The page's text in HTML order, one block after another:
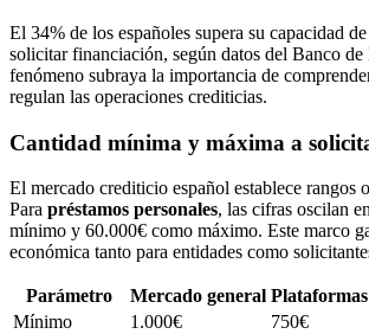
El 34% de los españoles supera su capacidad
solicitar financiación, según datos del Banco de
fenómeno subraya la importancia de
regulan las operaciones crediticias.
Cantidad mínima y máxima a
El mercado crediticio español establece rangos
Para préstamos personales, las cifras oscilan
mínimo y 60.000€ como máximo. Este marco
económica tanto para entidades como
Parámetro Mercado general
Mínimo
1.000€
750€